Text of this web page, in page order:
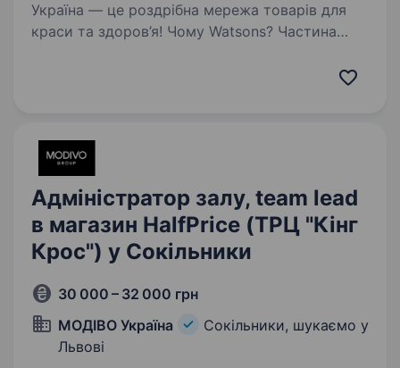
Україна — це роздрібна мережа товарів для
краси та здоров’я! Чому Watsons? Частина
у світі мережі роздрібної торгівлі продукцією
Адміністратор залу, team lead
в магазин HalfPrice (ТРЦ "Кінг
Крос") у Сокільники
30 000 – 32 000 грн
МОДІВО Україна
Сокільники, шукаємо у
Львові